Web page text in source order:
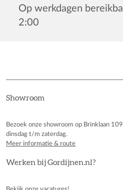
Op werkdagen
2:00
Showroom
Bezoek onze showroom op Brinklaan
dinsdag t/m zaterdag.
Meer informatie & route
Werken bij Gordijnen.nl?
Bekijk onze vacatures!